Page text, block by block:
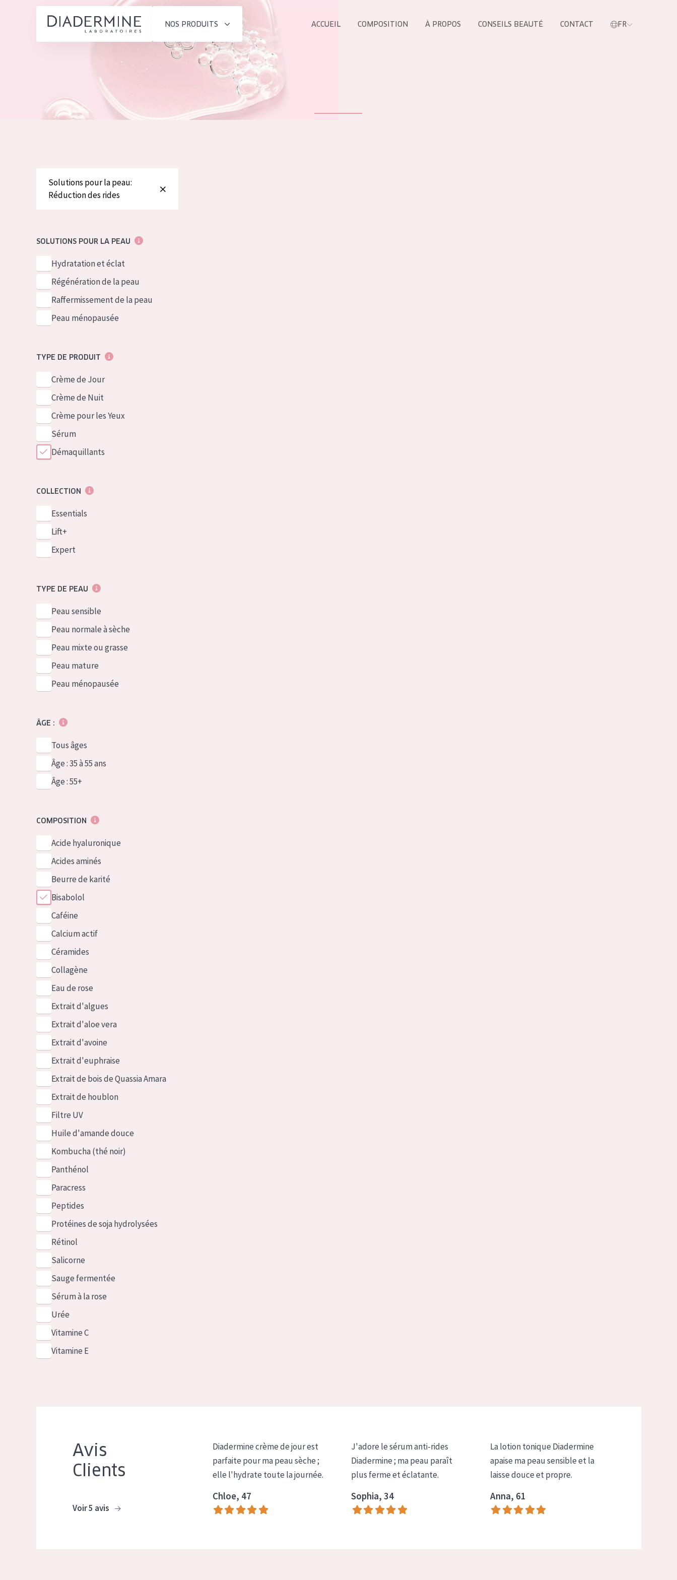
NOS PRODUITS
Hydratation et éclat
Réduction des rides
Peau ménopausée
TYPE DE PRODUIT
Crème de Nuit
ACCUEIL COMPOSITION À PROPOS CONSEILS BEAUTÉ CONTACT FR
Composition
À propos
Solutions pour la peau:
Réduction des rides
SOLUTIONS POUR LA PEAU
Hydratation et éclat
Régénération de la peau
Raffermissement de la peau
Peau ménopausée
TYPE DE PRODUIT
Crème de Jour
Crème de Nuit
Crème pour les Yeux
Sérum
Démaquillants
COLLECTION
Essentials
Lift+
Expert
TYPE DE PEAU
Peau sensible
Peau normale à sèche
Peau mixte ou grasse
Peau mature
Peau ménopausée
ÂGE :
Tous âges
Âge : 35 à 55 ans
Âge : 55+
COMPOSITION
Acide hyaluronique
Acides aminés
Beurre de karité
Bisabolol
Caféine
Calcium actif
Céramides
Collagène
Eau de rose
Extrait d'algues
Extrait d'aloe vera
Extrait d'avoine
Extrait d'euphraise
Extrait de bois de Quassia Amara
Extrait de houblon
Filtre UV
Huile d'amande douce
Kombucha (thé noir)
Panthénol
Paracress
Peptides
Protéines de soja hydrolysées
Rétinol
Salicorne
Sauge fermentée
Sérum à la rose
Urée
Vitamine C
Vitamine E
Avis
Clients
Voir 5 avis
Diadermine crème de jour est
parfaite pour ma peau sèche ;
elle l'hydrate toute la journée.
Chloe, 47
J'adore le sérum anti-rides
Diadermine ; ma peau paraît
plus ferme et éclatante.
Sophia, 34
La lotion tonique Diadermine
apaise ma peau sensible et la
laisse douce et propre.
Anna, 61